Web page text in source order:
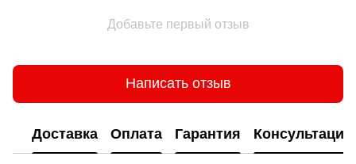
Добавьте первый отзыв
Написать отзыв
Доставка Оплата Гарантия Консультация